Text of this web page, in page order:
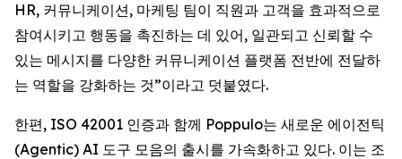
HR, 커뮤니케이션, 마케팅 팀이 직원과 고객을 효과적으로
참여시키고 행동을 촉진하는 데 있어, 일관되고 신뢰할 수
있는 메시지를 다양한 커뮤니케이션 플랫폼 전반에 전달하
는 역할을 강화하는 것”이라고 덧붙였다.
한편, ISO 42001 인증과 함께 Poppulo는 새로운 에이전틱
(Agentic) AI 도구 모음의 출시를 가속화하고 있다. 이는 조